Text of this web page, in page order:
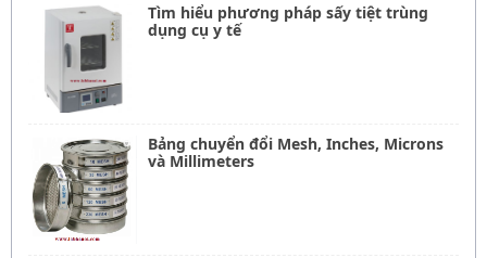
Tìm hiểu phương pháp sấy tiệt trùng
dụng cụ y tế
Bảng chuyển đổi Mesh, Inches, Microns
và Millimeters